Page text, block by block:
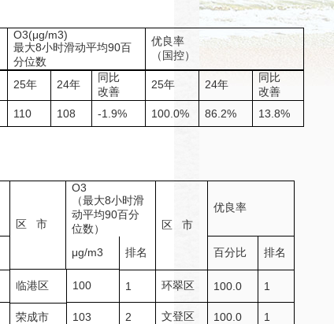
O3(μg/m3)
最大8小时滑动平均90百
分位数
优良率
（国控）
25年 24年
同比
改善
25年 24年
同比
改善
110 108 -1.9% 100.0% 86.2%
13.8%
区 市
O3
（最大8小时滑
动平均90百分
位数）
区 市
优良率
μg/m3 排名 百分比 排名
临港区 100 1 环翠区 100.0 1
荣成市 103 2 文登区 100.0 1